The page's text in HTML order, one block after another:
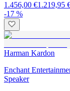
1.456,00 €1.219,95
-17 %
Harman Kardon
Enchant
Speaker